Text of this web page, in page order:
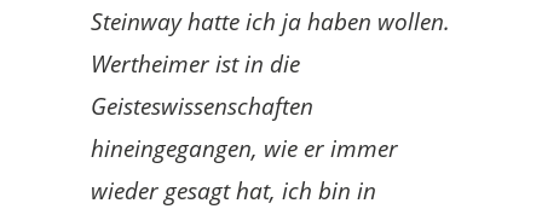
Steinway hatte ich ja haben wollen.
Wertheimer ist in die
Geisteswissenschaften
hineingegangen, wie er immer
wieder gesagt hat, ich bin in